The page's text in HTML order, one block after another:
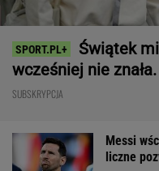
Świątek
wcześniej nie
SUBSKRYPCJA
Messi
liczne